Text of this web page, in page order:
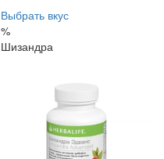
Выбрать вкус
%
Шизандра